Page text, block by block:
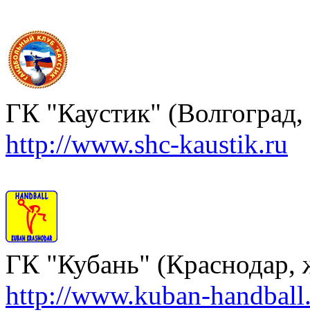
ГК "Каустик"
http://www.shc-kaustik.ru
ГК "Кубань"
http://www.kuban-